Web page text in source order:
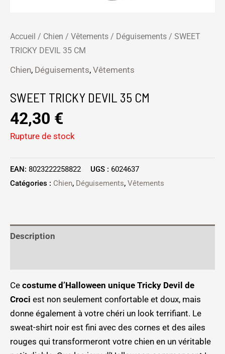
Accueil / Chien / Vêtements / Déguisements / SWEET
TRICKY DEVIL 35 CM
Chien, Déguisements, Vêtements
SWEET TRICKY DEVIL 35 CM
42,30 €
Rupture de stock
EAN: 8023222258822 UGS : 6024637
Catégories : Chien, Déguisements, Vêtements
Description
Ce costume d’Halloween unique Tricky Devil de
Croci est non seulement confortable et doux, mais
donne également à votre chéri un look terrifiant. Le
sweat-shirt noir est fini avec des cornes et des ailes
rouges qui transformeront votre chien en un véritable